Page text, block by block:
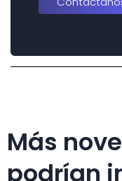
Más
podrían